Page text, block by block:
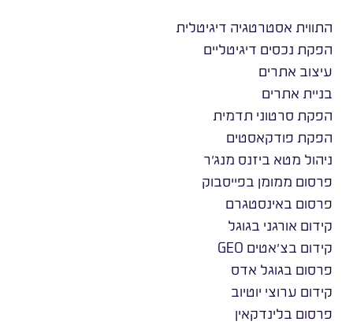
התווית אסטרטגיה דיגיטלית
הפקת נכסים דיגיטליים
עיצוב אתרים
בניית אתרים
הפקת סרטוני תדמית
הפקת פודקאסטים
ניהול מטא ביזנס מנג׳ר
פרסום ממומן בפייסבוק
פרסום באינסטגרם
קידום אורגני בגוגל
קידום בצ׳אטים GEO
פרסום בגוגל אדס
קידום ערוצי יוטיוב
פרסום בלינדקאין